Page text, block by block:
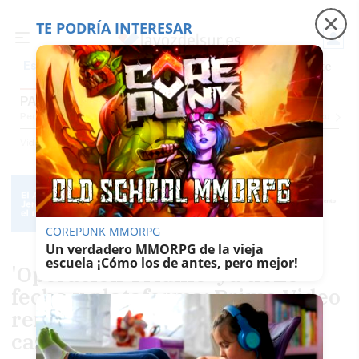
Es noticia Precio luz Padre Coraje Fábrica de botellas
PANTALLAZOS
PequevozComprasPantallazosEl Trote De La Culebra El Eco Concursos
Vida Pantallazos
'Operación Triunfo' ya tiene
fecha y plataforma: Prime Video
renueva el talent show y abre
castings
TE PODRÍA INTERESAR
COREPUNK MMORPG
Un verdadero MMORPG de la vieja
escuela ¡Cómo los de antes, pero mejor!